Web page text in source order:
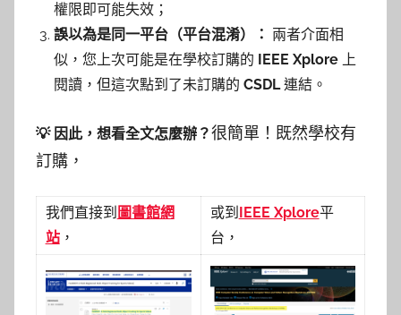
權限即可能失效；
誤以為是同一平台（平台混淆）： 兩者介面相
似，您上次可能是在學校訂購的
IEEE Xplore 上
閱讀，但這次點到了未訂購的 CSDL連結。
💡 因此，想看全文怎麼辦？很簡單！既然學校有
訂購，
我們直接到 圖書館網
站，
或到 IEEE Xplore平
台 ，